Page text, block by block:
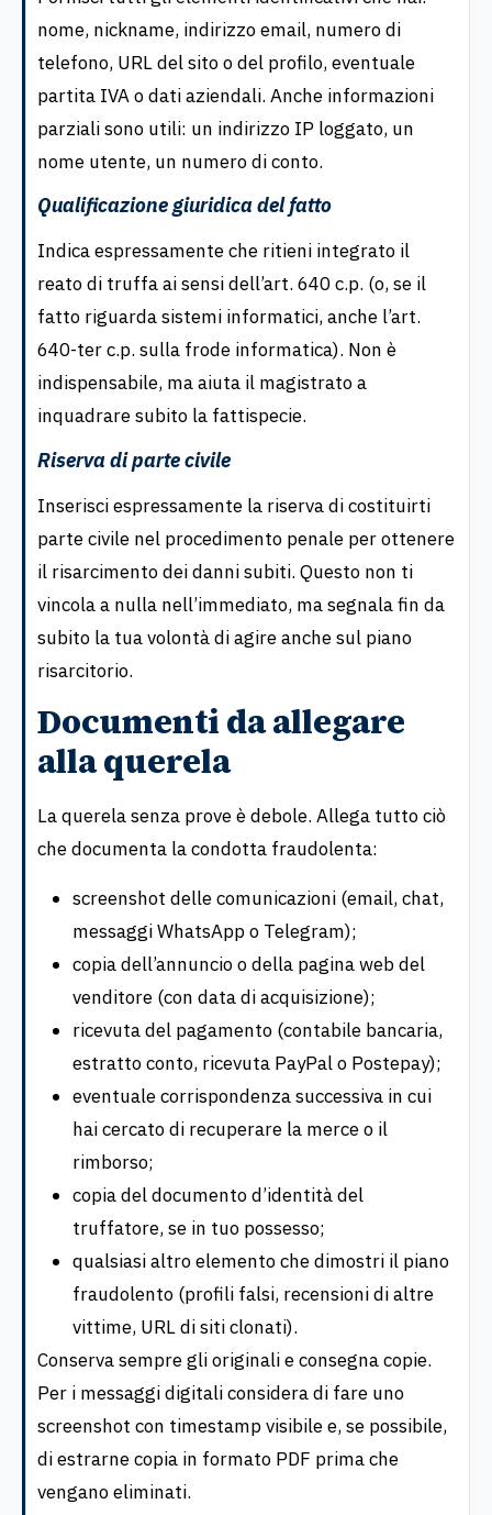
nome, nickname, indirizzo email, numero di
telefono, URL del sito o del profilo, eventuale
partita IVA o dati aziendali. Anche informazioni
parziali sono utili: un indirizzo IP loggato, un
nome utente, un numero di conto.
Qualificazione giuridica del fatto
Indica espressamente che ritieni integrato il
reato di truffa ai sensi dell’art. 640 c.p. (o, se il
fatto riguarda sistemi informatici, anche l’art.
640-ter c.p. sulla frode informatica). Non è
indispensabile, ma aiuta il magistrato a
inquadrare subito la fattispecie.
Riserva di parte civile
Inserisci espressamente la riserva di costituirti
parte civile nel procedimento penale per ottenere
il risarcimento dei danni subiti. Questo non ti
vincola a nulla nell’immediato, ma segnala fin da
subito la tua volontà di agire anche sul piano
risarcitorio.
Documenti da allegare
alla querela
La querela senza prove è debole. Allega tutto ciò
che documenta la condotta fraudolenta:
screenshot delle comunicazioni (email, chat,
messaggi WhatsApp o Telegram);
copia dell’annuncio o della pagina web del
venditore (con data di acquisizione);
ricevuta del pagamento (contabile bancaria,
estratto conto, ricevuta PayPal o Postepay);
eventuale corrispondenza successiva in cui
hai cercato di recuperare la merce o il
rimborso;
copia del documento d’identità del
truffatore, se in tuo possesso;
qualsiasi altro elemento che dimostri il piano
fraudolento (profili falsi, recensioni di altre
vittime, URL di siti clonati).
Conserva sempre gli originali e consegna copie.
Per i messaggi digitali considera di fare uno
screenshot con timestamp visibile e, se possibile,
di estrarne copia in formato PDF prima che
vengano eliminati.